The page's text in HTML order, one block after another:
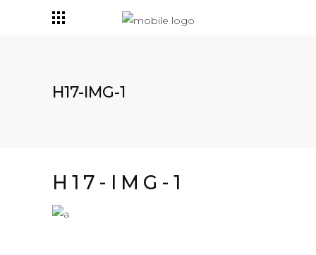
H17-IMG-1
H17-IMG-1